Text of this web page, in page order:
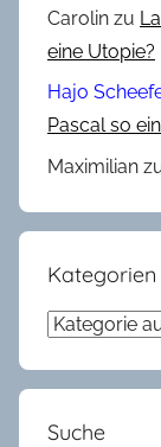
,
K
r
e
R
a
d
m
Carolin zu
eine Utopie?
Hajo
Pascal so
Maximilian
Kategorien
Kategorien
Suche